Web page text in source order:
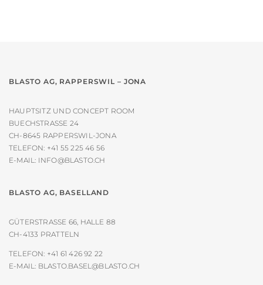
BLASTO AG, RAPPERSWIL – JONA
HAUPTSITZ UND CONCEPT ROOM
BUECHSTRASSE 24
CH-8645 RAPPERSWIL-JONA
TELEFON: +41 55 225 46 56
E-MAIL: INFO@BLASTO.CH
BLASTO AG, BASELLAND
GÜTERSTRASSE 66, HALLE 88
CH-4133 PRATTELN
TELEFON: +41 61 426 92 22
E-MAIL: BLASTO.BASEL@BLASTO.CH